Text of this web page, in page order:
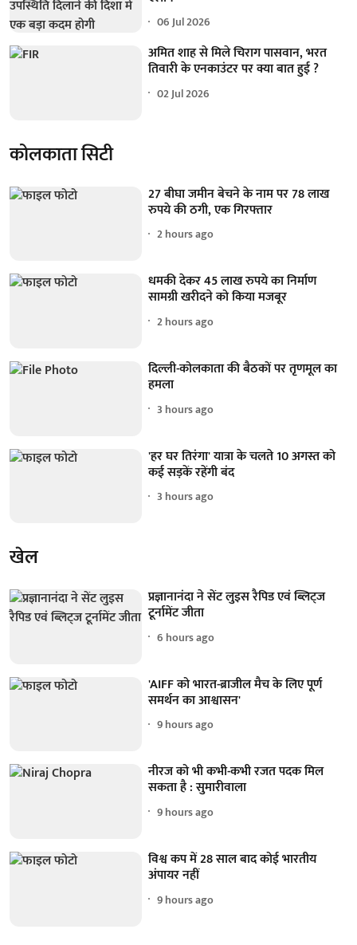
06 Jul 2026
अमित शाह से मिले चिराग पासवान, भरत
तिवारी के एनकाउंटर पर क्या बात हुई ?
02 Jul 2026
कोलकाता सिटी
27 बीघा जमीन बेचने के नाम पर 78 लाख
रुपये की ठगी, एक गिरफ्तार
2 hours ago
धमकी देकर 45 लाख रुपये का निर्माण
सामग्री खरीदने को किया मजबूर
2 hours ago
दिल्ली-कोलकाता की बैठकों पर तृणमूल का
हमला
3 hours ago
'हर घर तिरंगा' यात्रा के चलते 10 अगस्त को
कई सड़कें रहेंगी बंद
3 hours ago
खेल
प्रज्ञानानंदा ने सेंट लुइस रैपिड एवं ब्लिट्ज
टूर्नामेंट जीता
6 hours ago
'AIFF को भारत-ब्राजील मैच के लिए पूर्ण
समर्थन का आश्वासन'
9 hours ago
नीरज को भी कभी-कभी रजत पदक मिल
सकता है : सुमारीवाला
9 hours ago
विश्व कप में 28 साल बाद कोई भारतीय
अंपायर नहीं
9 hours ago